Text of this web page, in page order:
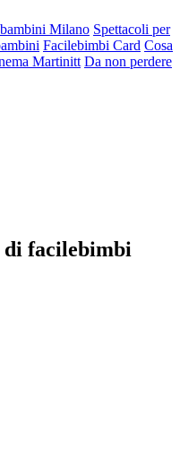
Milano Spettacoli per
Facilebimbi Card Cosa
Martinitt Da non perdere
facilebimbi